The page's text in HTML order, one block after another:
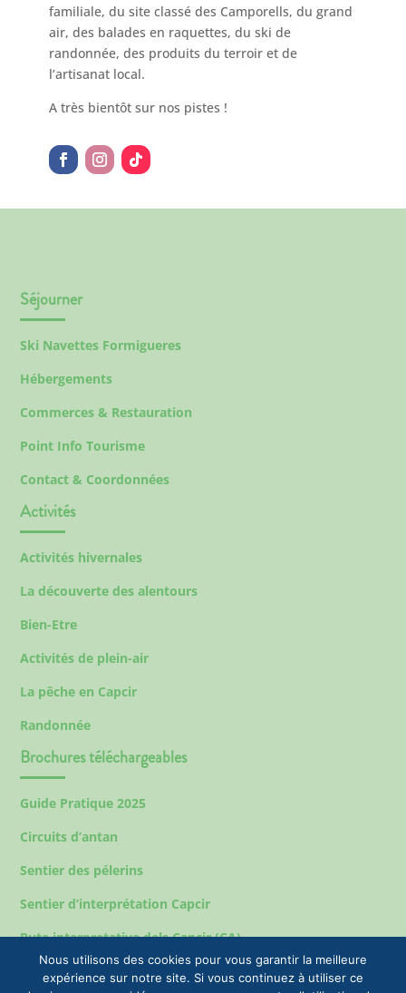
familiale, du site classé des Camporells, du grand
air, des balades en raquettes, du ski de
randonnée, des produits du terroir et de
l’artisanat local.
A très bientôt sur nos pistes !
Séjourner
Ski Navettes Formigueres
Hébergements
Commerces & Restauration
Point Info Tourisme
Contact & Coordonnées
Activités
Activités hivernales
La découverte des alentours
Bien-Etre
Activités de plein-air
La pêche en Capcir
Randonnée
Brochures téléchargeables
Guide Pratique 2025
Circuits d’antan
Sentier des pélerins
Sentier d’interprétation Capcir
Ruta interpretativa dels Capcir (CA)
Nous utilisons des cookies pour vous garantir la meilleure
expérience sur notre site. Si vous continuez à utiliser ce